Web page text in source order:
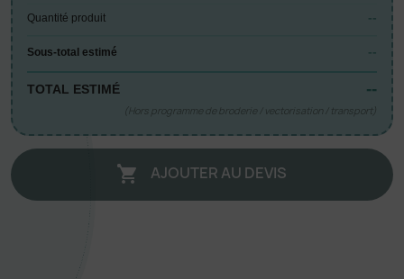
Quantité produit --
Sous-total estimé --
TOTAL ESTIMÉ --
(Hors programme de broderie / vectorisation / transport)
 AJOUTER AU DEVIS